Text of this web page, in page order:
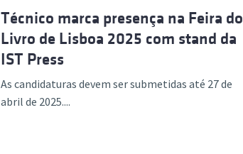
Técnico marca presença na Feira do
Livro de Lisboa 2025 com stand da
IST Press
As candidaturas devem ser submetidas até 27 de
abril de 2025....